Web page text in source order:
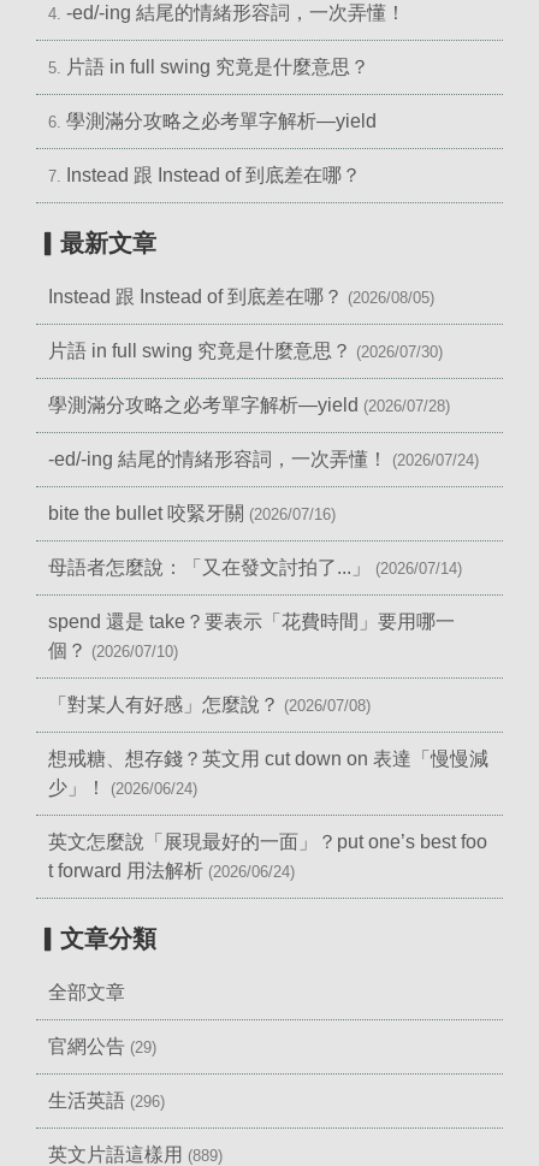
4. -ed/-ing 結尾的情緒形容詞，一次弄懂！
5. 片語 in full swing 究竟是什麼意思？
6. 學測滿分攻略之必考單字解析—yield
7. Instead 跟 Instead of 到底差在哪？
▎最新文章
Instead 跟 Instead of 到底差在哪？ (2026/08/05)
片語 in full swing 究竟是什麼意思？ (2026/07/30)
學測滿分攻略之必考單字解析—yield (2026/07/28)
-ed/-ing 結尾的情緒形容詞，一次弄懂！ (2026/07/24)
bite the bullet 咬緊牙關 (2026/07/16)
母語者怎麼說：「又在發文討拍了...」 (2026/07/14)
spend 還是 take？要表示「花費時間」要用哪一
個？ (2026/07/10)
「對某人有好感」怎麼說？ (2026/07/08)
想戒糖、想存錢？英文用 cut down on 表達「慢慢減
少」！
(2026/06/24)
英文怎麼說「展現最好的一面」？put one’s best foo
t forward 用法解析 (2026/06/24)
▎文章分類
全部文章
官網公告 (29)
生活英語 (296)
英文片語這樣用 (889)